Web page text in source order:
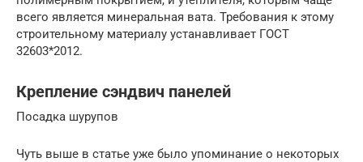
всего является минеральная вата. Требования к этому
строительному материалу устанавливает ГОСТ
32603*2012.
Крепление сэндвич панелей
Посадка шурупов
Чуть выше в статье уже было упоминание о некоторых